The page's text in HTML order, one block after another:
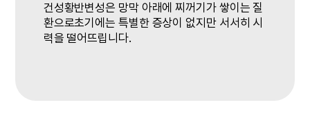
건성황반변성은 망막 아래에 찌꺼기가 쌓이는 질
환으로초기에는 특별한 증상이 없지만 서서히 시
력을 떨어뜨립니다.